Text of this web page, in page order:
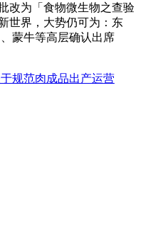
改为「食物微生物之查验
世界，大势仍可为：东
蒙牛等高层确认出席
规范肉成品出产运营